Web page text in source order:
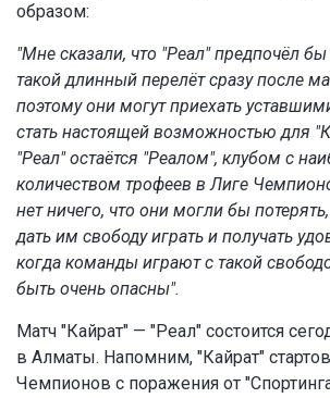
образом:
"Мне сказали, что "Реал" предпочёл
такой длинный перелёт сразу после
поэтому они могут приехать
стать настоящей возможностью для
"Реал" остаётся "Реалом", клубом с
количеством трофеев в Лиге
нет ничего, что они могли бы
дать им свободу играть и получать
когда команды играют с такой
быть очень опасны".
Матч "Кайрат" — "Реал" состоится
в Алматы. Напомним, "Кайрат"
Чемпионов с поражения от